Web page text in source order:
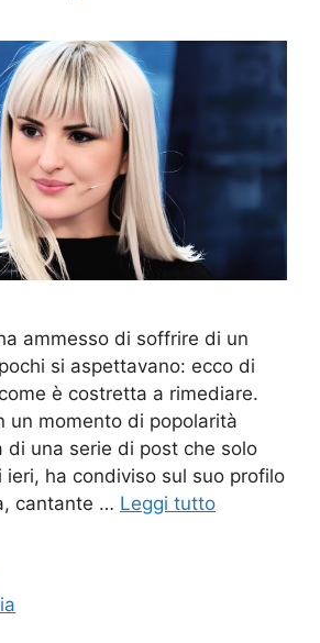
ammesso di soffrire di un
si aspettavano: ecco di
è costretta a rimediare.
un momento di popolarità
di una serie di post che solo
ieri, ha condiviso sul suo profilo
cantante … Leggi tutto